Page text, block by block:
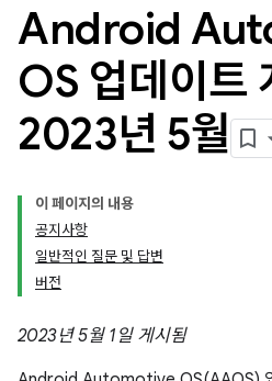
Android
OS 업데이트
2023년 5월
이 페이지의 내용
공지사항
일반적인 질문 및 답변
버전
2023년 5월 1일 게시됨